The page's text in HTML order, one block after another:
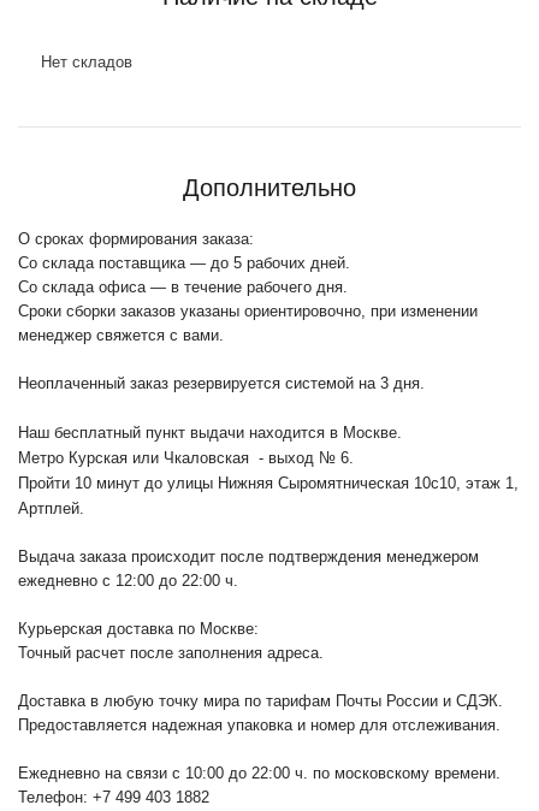
Нет складов
Дополнительно
О сроках формирования заказа:
Со склада поставщика — до 5 рабочих дней.
Со склада офиса — в течение рабочего дня.
Сроки сборки заказов указаны ориентировочно, при изменении
менеджер свяжется с вами.
Неоплаченный заказ резервируется системой на 3 дня.
Наш бесплатный пункт выдачи находится в Москве.
Метро Курская или Чкаловская - выход № 6.
Пройти 10 минут до улицы Нижняя Сыромятническая 10с10, этаж 1,
Артплей.
Выдача заказа происходит после подтверждения менеджером
ежедневно с 12:00 до 22:00 ч.
Курьерская доставка по Москве:
Точный расчет после заполнения адреса.
Доставка в любую точку мира по тарифам Почты России и СДЭК.
Предоставляется надежная упаковка и номер для отслеживания.
Ежедневно на связи с 10:00 до 22:00 ч. по московскому времени.
Телефон: +7 499 403 1882